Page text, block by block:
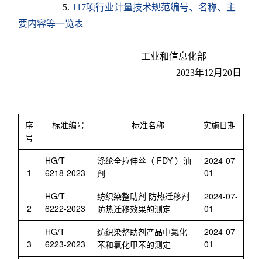
5. 117项行业计量技术规范编号、名称、主
要内容等一览表
工业和信息化部
2023年12月20日
序
号
标准编号 标准名称 实施日期
1
HG/T
6218-2023
涤纶全拉伸丝（ FDY ）油
剂
2024-07-
01
2
HG/T
6222-2023
纺织染整助剂 防热迁移剂
防热迁移效果的测定
2024-07-
01
3
HG/T
6223-2023
纺织染整助剂产品中氯化
苯和氯化甲苯的测定
2024-07-
01